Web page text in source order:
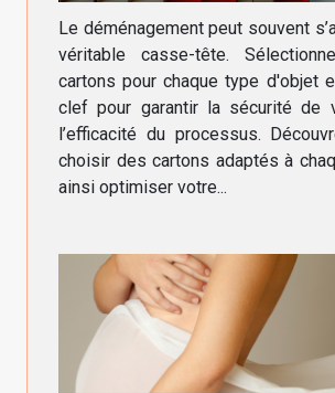
cartons adaptés à
besoin
Le déménagement peut souvent
véritable casse-tête.
cartons pour chaque type d'objet
clef pour garantir la sécurité de
l’efficacité du processus.
choisir des cartons adaptés à
ainsi optimiser votre...